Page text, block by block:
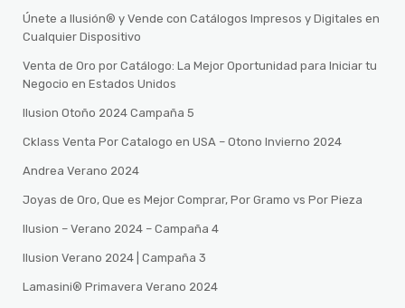
Únete a Ilusión® y Vende con Catálogos Impresos y Digitales en
Cualquier Dispositivo
Venta de Oro por Catálogo: La Mejor Oportunidad para Iniciar tu
Negocio en Estados Unidos
Ilusion Otoño 2024 Campaña 5
Cklass Venta Por Catalogo en USA – Otono Invierno 2024
Andrea Verano 2024
Joyas de Oro, Que es Mejor Comprar, Por Gramo vs Por Pieza
Ilusion – Verano 2024 – Campaña 4
Ilusion Verano 2024 | Campaña 3
Lamasini®️ Primavera Verano 2024